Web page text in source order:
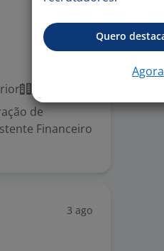
4 ago
Presencial
de
Financeiro
3 ago
Quero